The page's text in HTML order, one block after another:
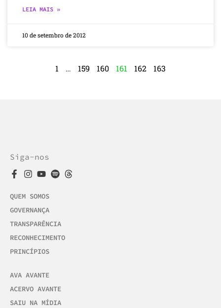
LEIA MAIS »
10 de setembro de 2012
1 … 159 160 161 162 163
Siga-nos
QUEM SOMOS
GOVERNANÇA
TRANSPARÊNCIA
RECONHECIMENTO
PRINCÍPIOS
AVA AVANTE
ACERVO AVANTE
SAIU NA MÍDIA